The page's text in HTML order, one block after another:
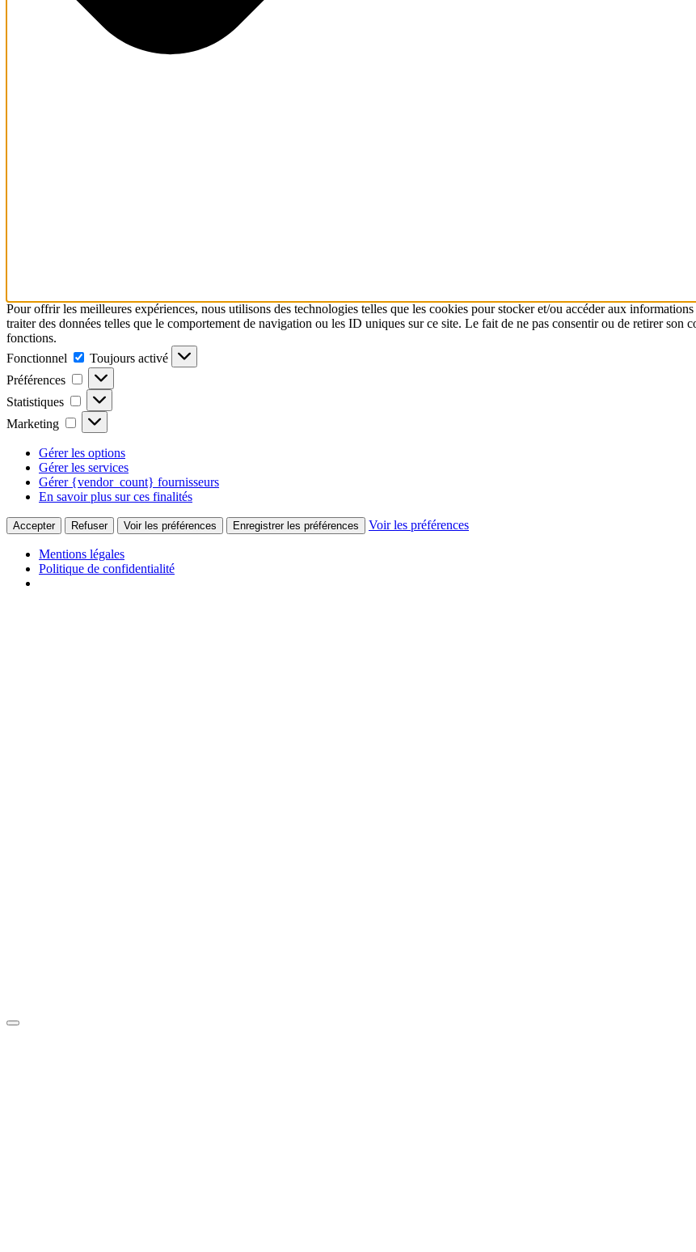
Pour offrir les meilleures expériences, nous utilisons des technologies telles que les cookies pour stocker et/ou accéder aux
traiter des données telles que le comportement de navigation ou les ID uniques sur ce site. Le fait de ne pas consentir ou de retirer son
fonctions.
Fonctionnel
Fonctionnel
Toujours activé
Préférences
Préférences
Statistiques Statistiques
Marketing Marketing
Gérer les options
Gérer les services
Gérer {vendor_count} fournisseurs
En savoir plus sur ces finalités
Accepter Refuser Voir les préférences Enregistrer les préférences Voir les préférences
Mentions légales
Politique de confidentialité